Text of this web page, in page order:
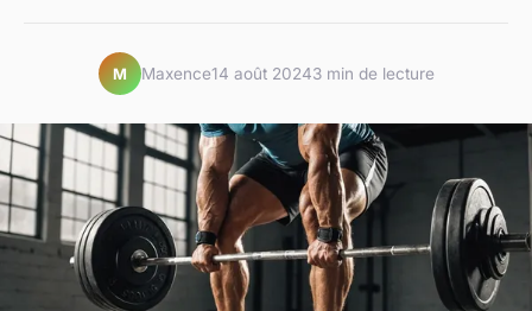
M Maxence14 août 20243 min de lecture